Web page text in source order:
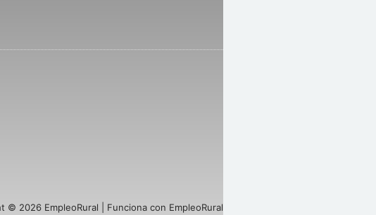
© 2026 EmpleoRural | Funciona con EmpleoRural